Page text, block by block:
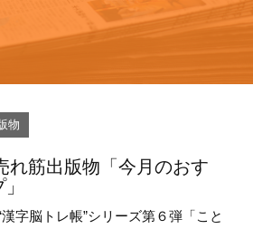
物
れ筋出版物「今月のおす
字脳トレ帳”シリーズ第６弾「こと